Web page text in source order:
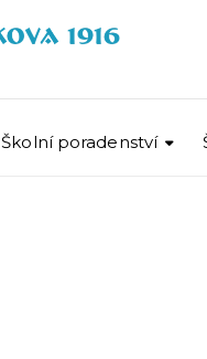
Školní poradenství